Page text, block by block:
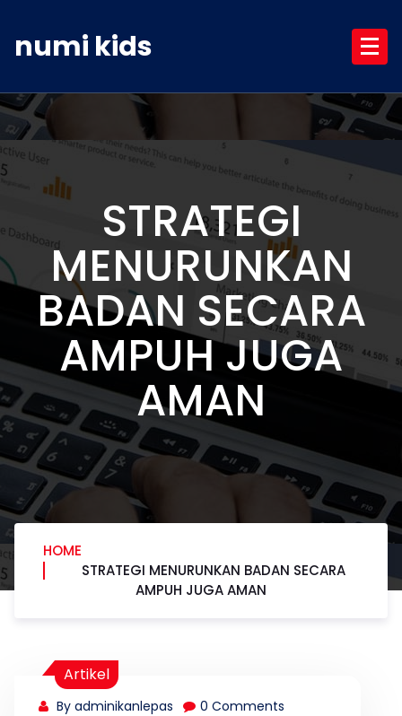
content
numi kids
STRATEGI
MENURUNKAN
BADAN SECARA
AMPUH JUGA
AMAN
HOME
STRATEGI MENURUNKAN BADAN SECARA
AMPUH JUGA AMAN
Artikel
By adminikanlepas 0 Comments